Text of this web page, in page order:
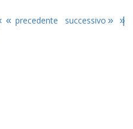
« precedente successivo » »|